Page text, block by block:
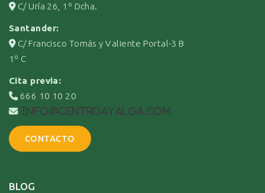
C/ Uría 26, 1º Dcha.
Santander:
C/ Francisco Tomás y Valiente Portal-3 B
1º C
Cita previa:
666 10 10 20
info@centroayalga.com
CONTACTO
BLOG